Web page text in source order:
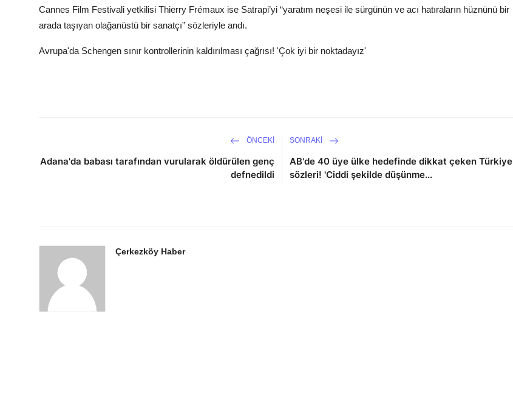
Cannes Film Festivali yetkilisi Thierry Frémaux ise Satrapi’yi “yaratım neşesi ile sürgünün ve acı hatıraların hüznünü bir
arada taşıyan olağanüstü bir sanatçı” sözleriyle andı.
Avrupa'da Schengen sınır kontrollerinin kaldırılması çağrısı! 'Çok iyi bir noktadayız'
ÖNCEKI
Adana'da babası tarafından vurularak öldürülen genç
defnedildi
SONRAKI
AB'de 40 üye ülke hedefinde dikkat çeken Türkiye
sözleri! 'Ciddi şekilde düşünme...
Çerkezköy Haber